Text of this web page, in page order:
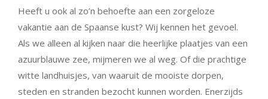
Heeft u ook al zo’n behoefte aan een zorgeloze
vakantie aan de Spaanse kust? Wij kennen het gevoel.
Als we alleen al kijken naar die heerlijke plaatjes van een
azuurblauwe zee, mijmeren we al weg. Of die prachtige
witte landhuisjes, van waaruit de mooiste dorpen,
steden en stranden bezocht kunnen worden. Enerzijds